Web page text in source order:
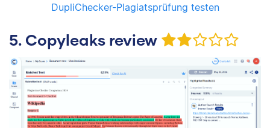
DupliChecker-Plagiatsprüfung testen
5. Copyleaks review